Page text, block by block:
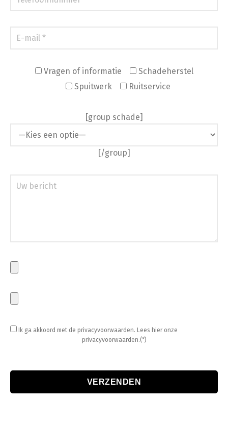
Vragen of informatie
Schadeherstel
Spuitwerk
Ruitservice
[group schade]
[/group]
Ik ga akkoord met de privacyvoorwaarden. Lees hier onze
privacyvoorwaarden.(*)